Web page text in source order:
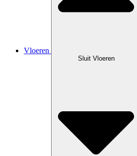
Vloeren
Sluit Vloeren